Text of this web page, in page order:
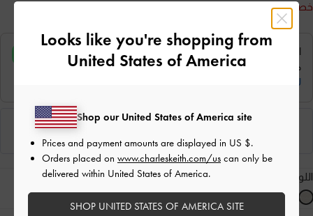
خصم 35%
اللون:
Looks like you're shopping from
United States of America
Shop our United States of America site
Prices and payment amounts are displayed in US $.
Orders placed on www.charleskeith.com/us can only be
delivered within United States of America.
SHOP UNITED STATES OF AMERICA SITE